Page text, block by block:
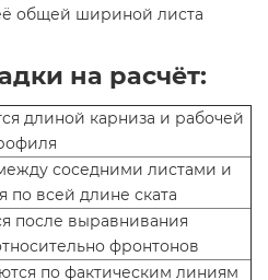
общей шириной листа
на расчёт:
длиной карниза и рабочей
соседними листами и
по всей длине ската
после выравнивания
фронтонов
по фактическим линиям